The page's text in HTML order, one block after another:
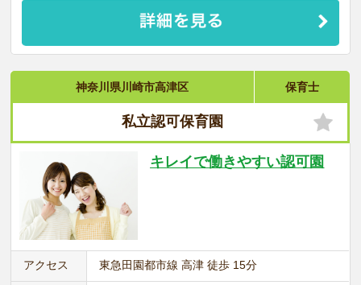
神奈川県川崎市高津区 保育士
私立認可保育園
キレイで働きやすい認可園
アクセス 東急田園都市線 高津 徒歩 15分